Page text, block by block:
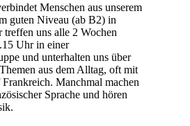
Menschen aus unserem
guten Niveau (ab B2) in
uns alle 2 Wochen
Uhr in einer
und unterhalten uns über
aus dem Alltag, oft mit
Manchmal machen
Sprache und hören